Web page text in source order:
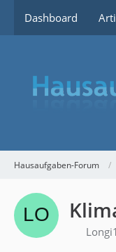
Dashboard
Hausaufgaben-Forum